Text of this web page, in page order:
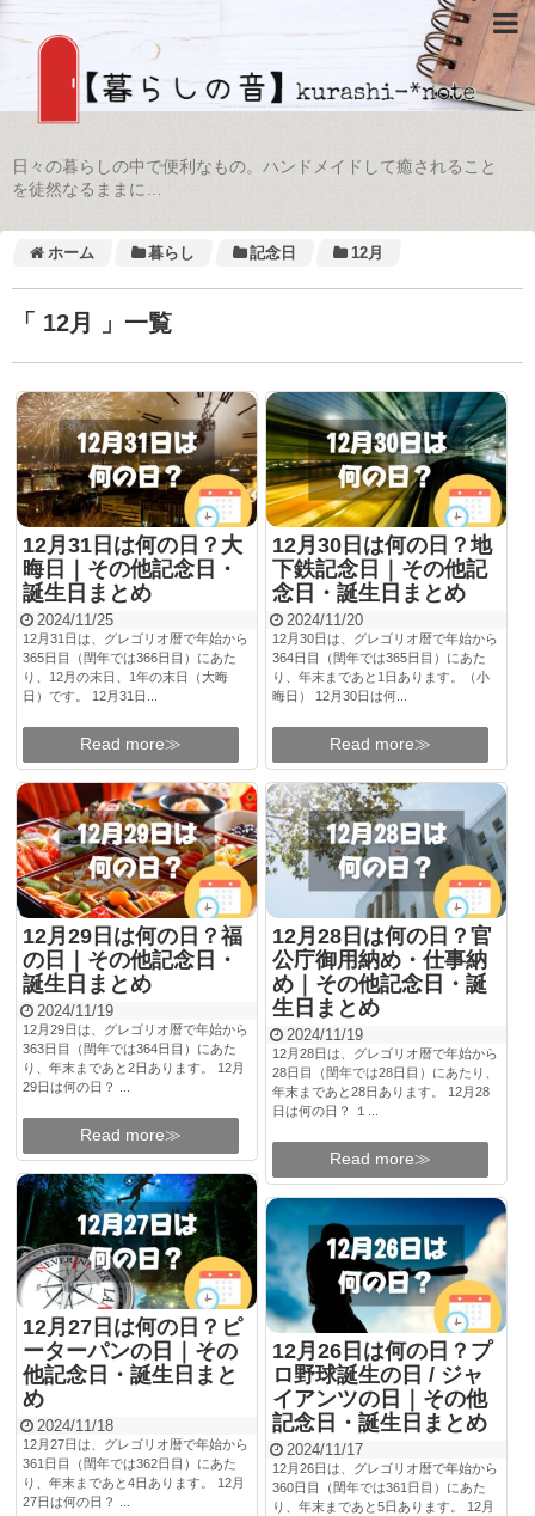
日々の暮らしの中で便利なもの。ハンドメイドして癒されること
を徒然なるままに…
ホーム 暮らし 記念日 12月
「 12月 」一覧
12月31日は何の日？大
晦日｜その他記念日・
誕生日まとめ
2024/11/25
12月31日は、グレゴリオ暦で年始から
365日目（閏年では366日目）にあた
り、12月の末日、1年の末日（大晦
日）です。 12月31日...
Read more≫
12月30日は何の日？地
下鉄記念日｜その他記
念日・誕生日まとめ
2024/11/20
12月30日は、グレゴリオ暦で年始から
364日目（閏年では365日目）にあた
り、年末まであと1日あります。（小
晦日） 12月30日は何...
Read more≫
12月29日は何の日？福
の日｜その他記念日・
誕生日まとめ
2024/11/19
12月29日は、グレゴリオ暦で年始から
363日目（閏年では364日目）にあた
り、年末まであと2日あります。 12月
29日は何の日？ ...
Read more≫
12月28日は何の日？官
公庁御用納め・仕事納
め｜その他記念日・誕
生日まとめ
2024/11/19
12月28日は、グレゴリオ暦で年始から
28日目（閏年では28日目）にあたり、
年末まであと28日あります。 12月28
日は何の日？ １...
Read more≫
12月27日は何の日？ピ
ーターパンの日｜その
他記念日・誕生日まと
め
2024/11/18
12月27日は、グレゴリオ暦で年始から
361日目（閏年では362日目）にあた
り、年末まであと4日あります。 12月
27日は何の日？ ...
12月26日は何の日？プ
ロ野球誕生の日 / ジャ
イアンツの日｜その他
記念日・誕生日まとめ
2024/11/17
12月26日は、グレゴリオ暦で年始から
360日目（閏年では361日目）にあた
り、年末まであと5日あります。 12月